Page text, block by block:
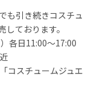
も引き続きコスチュ
ております。
各日11:00〜17:00
コスチュームジュエ